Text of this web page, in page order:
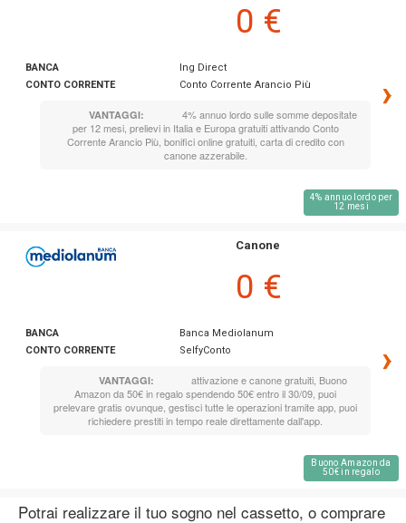
BANCA
Ing Direct
CONTO CORRENTE
Conto Corrente Arancio Più
VANTAGGI:
4% annuo lordo sulle somme depositate
per 12 mesi, prelievi in Italia e Europa gratuiti attivando Conto
Corrente Arancio Più, bonifici online gratuiti, carta di credito con
canone azzerabile.
0 €
›
4% annuo lordo per
12 mesi
BANCA
Banca Mediolanum
CONTO CORRENTE
SelfyConto
VANTAGGI:
attivazione e canone gratuiti, Buono
Amazon da 50€ in regalo spendendo 50€ entro il 30/09, puoi
prelevare gratis ovunque, gestisci tutte le operazioni tramite app, puoi
richiedere prestiti in tempo reale direttamente dall'app.
Canone
0 €
›
Buono Amazon da
50€ in regalo
Potrai realizzare il tuo sogno nel cassetto, o comprare